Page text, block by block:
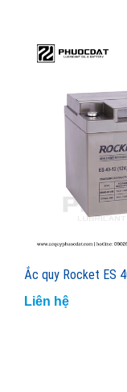
Ắc quy Rocket ES
Liên hệ